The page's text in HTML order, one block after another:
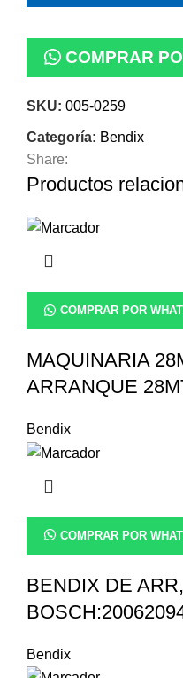
COMPRAR
SKU: 005-0259
Categoría: Bendix
Share:
Productos
COMPRAR POR
MAQUINARIA
ARRANQUE
Bendix
COMPRAR POR
BENDIX DE
Bendix